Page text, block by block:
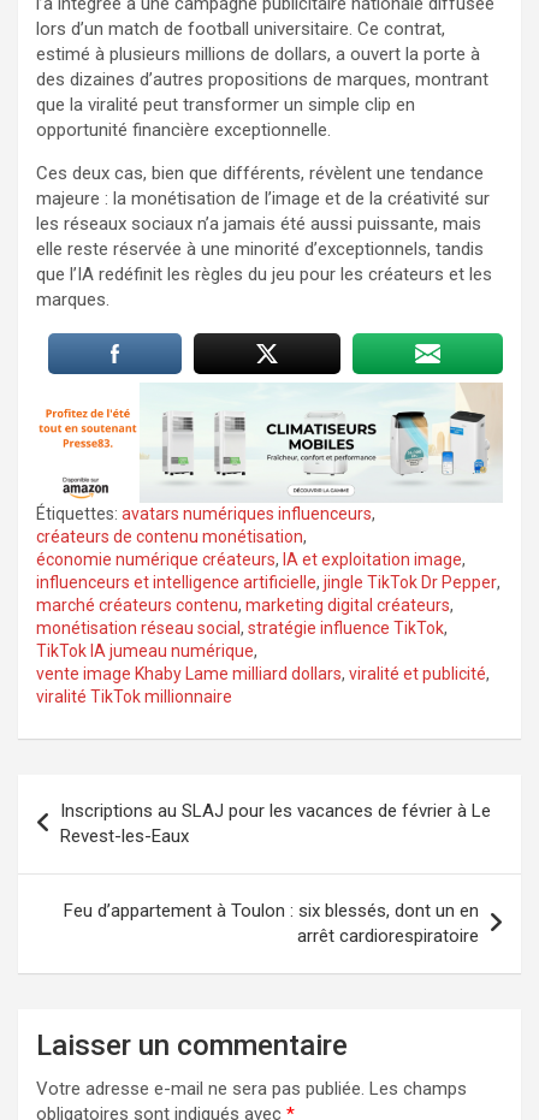
lors d’un match de football universitaire. Ce contrat,
estimé à plusieurs millions de dollars, a ouvert la porte à
des dizaines d’autres propositions de marques, montrant
que la viralité peut transformer un simple clip en
opportunité financière exceptionnelle.
Ces deux cas, bien que différents, révèlent une tendance
majeure : la monétisation de l’image et de la créativité sur
les réseaux sociaux n’a jamais été aussi puissante, mais
elle reste réservée à une minorité d’exceptionnels, tandis
que l’IA redéfinit les règles du jeu pour les créateurs et les
marques.
Étiquettes: avatars numériques influenceurs,
créateurs de contenu monétisation,
économie numérique créateurs, IA et exploitation image,
influenceurs et intelligence artificielle, jingle TikTok Dr Pepper,
marché créateurs contenu, marketing digital créateurs,
monétisation réseau social , stratégie influence TikTok,
TikTok IA jumeau numérique,
vente image Khaby Lame milliard dollars, viralité et publicité,
viralité TikTok millionnaire
de
l’article
Inscriptions au SLAJ pour les vacances de février à Le
Revest-les-Eaux
Feu d’appartement à Toulon : six blessés, dont un en
arrêt cardiorespiratoire
Laisser un commentaire
Votre adresse e-mail ne sera pas publiée. Les champs
obligatoires sont indiqués avec *